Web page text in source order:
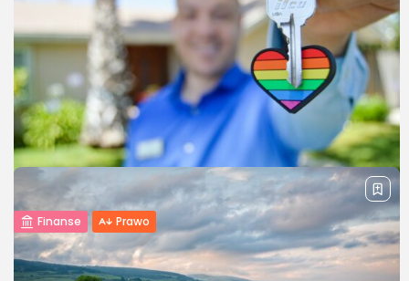
Finanse Prawo
Przepiszę mieszkanie za opiekę – co
warto wiedzieć o umowie...